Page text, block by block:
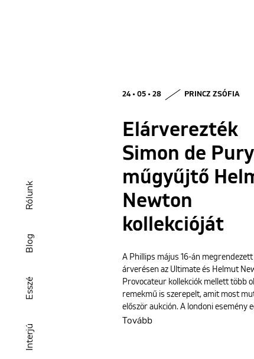
Interjú
Esszé
Blog
Rólunk
24 • 05 • 28 PRINCZ ZSÓFIA
Elárverezték
Simon de Pury
műgyűjtő
Newton
kollekcióját
A Phillips május 16-án
árverésen az Ultimate és Helmut
Provocateur kollekciók mellett több
remekmű is szerepelt, amit most
először aukción. A londoni esemény
Tovább